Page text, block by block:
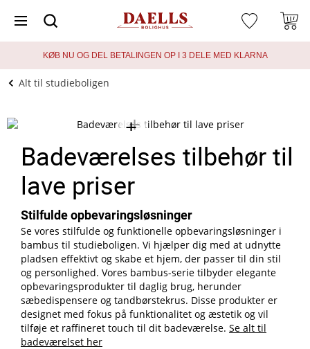
KØB NU OG DEL BETALINGEN OP I 3 DELE MED KLARNA
Alt til studieboligen
+
+
Badeværelses tilbehør til
lave priser
Stilfulde opbevaringsløsninger
Se vores stilfulde og funktionelle opbevaringsløsninger i
bambus til studieboligen. Vi hjælper dig med at udnytte
pladsen effektivt og skabe et hjem, der passer til din stil
og personlighed. Vores bambus-serie tilbyder elegante
opbevaringsprodukter til daglig brug, herunder
sæbedispensere og tandbørstekrus. Disse produkter er
designet med fokus på funktionalitet og æstetik og vil
tilføje et raffineret touch til dit badeværelse. Se alt til
badeværelset her